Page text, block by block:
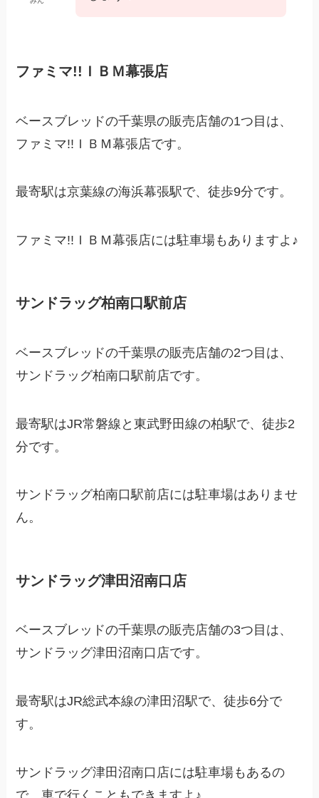
ファミマ!!ＩＢＭ幕張店
ベースブレッドの千葉県の販売店舗の1つ目は、
ファミマ!!ＩＢＭ幕張店です。
最寄駅は京葉線の海浜幕張駅で、徒歩9分です。
ファミマ!!ＩＢＭ幕張店には駐車場もありますよ♪
サンドラッグ柏南口駅前店
ベースブレッドの千葉県の販売店舗の2つ目は、
サンドラッグ柏南口駅前店です。
最寄駅はJR常磐線と東武野田線の柏駅で、徒歩2
分です。
サンドラッグ柏南口駅前店には駐車場はありませ
ん。
サンドラッグ津田沼南口店
ベースブレッドの千葉県の販売店舗の3つ目は、
サンドラッグ津田沼南口店です。
最寄駅はJR総武本線の津田沼駅で、徒歩6分で
す。
サンドラッグ津田沼南口店には駐車場もあるの
で、車で行くこともできますよ♪